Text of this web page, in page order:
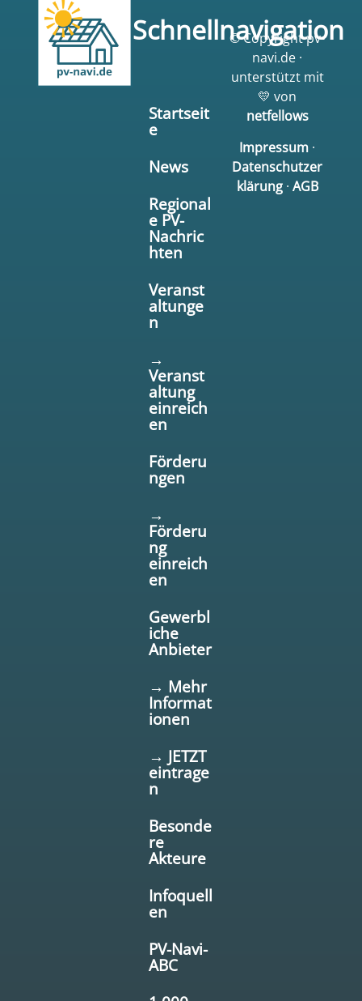
Schnellnavigation
Startseit
e
News
Regional
e PV-
Nachric
hten
Veranst
altunge
n
→
Veranst
altung
einreich
en
Förderu
ngen
→
Förderu
ng
einreich
en
Gewerbl
iche
Anbieter
→ Mehr
Informat
ionen
→ JETZT
eintrage
n
Besonde
re
Akteure
Infoquell
en
PV-Navi-
ABC
© Copyright pv-
navi.de ·
unterstützt mit
💛 von
netfellows
Impressum ·
Datenschutzer
klärung· AGB